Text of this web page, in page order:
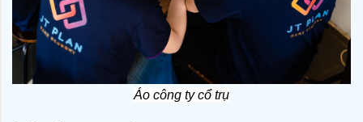
Áo công ty cổ trụ